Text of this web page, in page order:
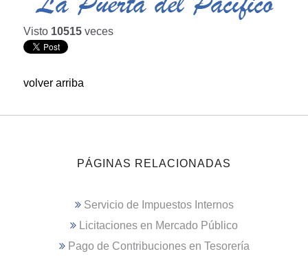
Visto 10515 veces
volver arriba
PÁGINAS RELACIONADAS
Servicio de Impuestos Internos
Licitaciones en Mercado Público
Pago de Contribuciones en Tesorería